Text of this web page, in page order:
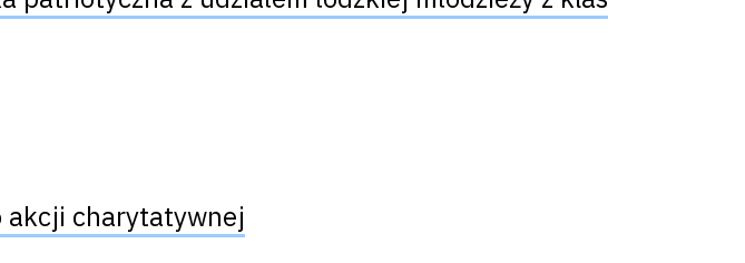
akcji charytatywnej